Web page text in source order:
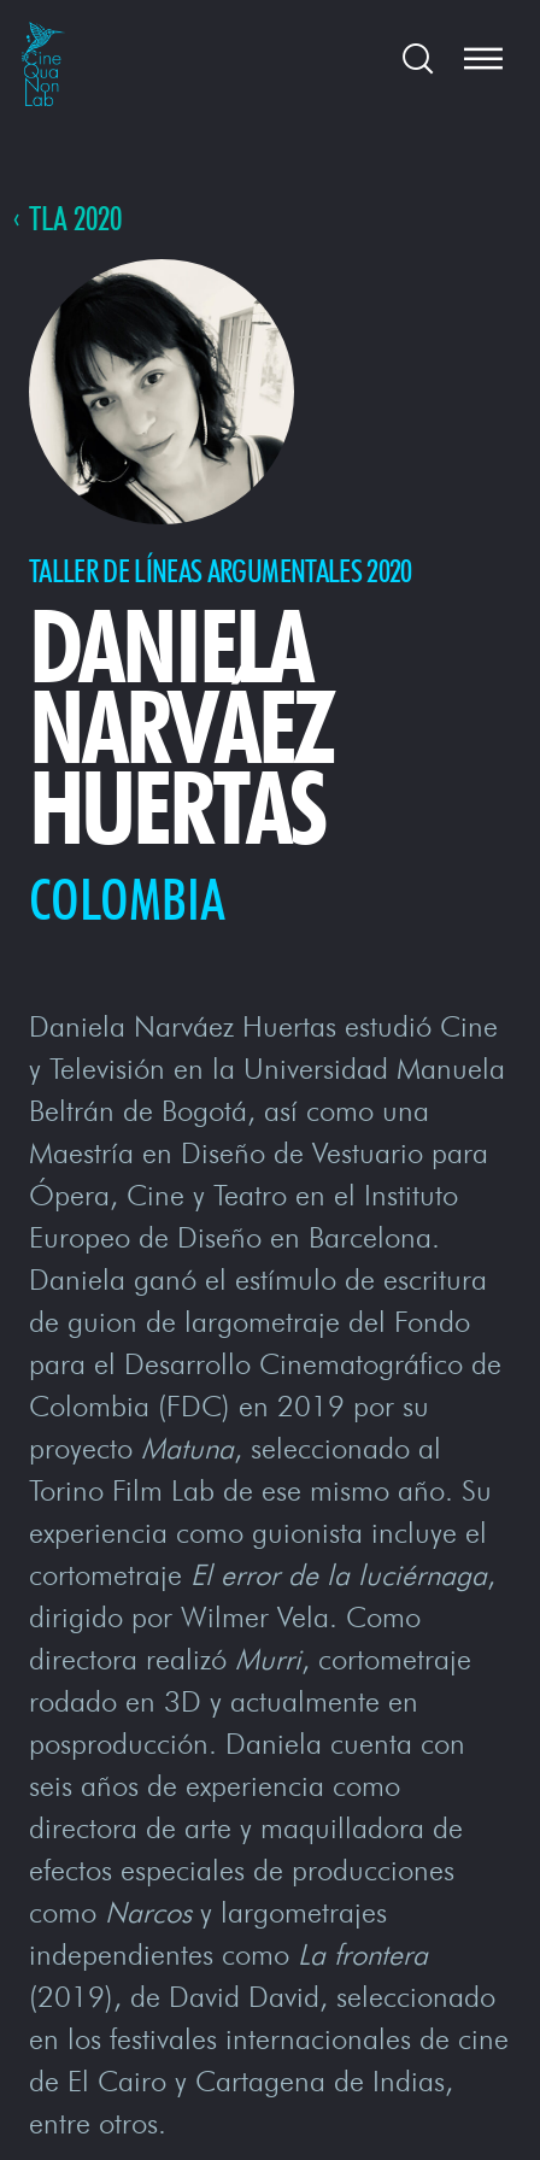
TLA 2020
TALLER DE LÍNEAS ARGUMENTALES 2020
DANIELA
NARVÁEZ
HUERTAS
COLOMBIA
Daniela Narváez Huertas estudió Cine
y Televisión en la Universidad Manuela
Beltrán de Bogotá, así como una
Maestría en Diseño de Vestuario para
Ópera, Cine y Teatro en el Instituto
Europeo de Diseño en Barcelona.
Daniela ganó el estímulo de escritura
de guion de largometraje del Fondo
para el Desarrollo Cinematográfico de
Colombia (FDC) en 2019 por su
proyecto Matuna, seleccionado al
Torino Film Lab de ese mismo año. Su
experiencia como guionista incluye el
cortometraje El error de la luciérnaga,
dirigido por Wilmer Vela. Como
directora realizó Murri, cortometraje
rodado en 3D y actualmente en
posproducción. Daniela cuenta con
seis años de experiencia como
directora de arte y maquilladora de
efectos especiales de producciones
como Narcosy largometrajes
independientes como La frontera
(2019), de David David, seleccionado
en los festivales internacionales de cine
de El Cairo y Cartagena de Indias,
entre otros.